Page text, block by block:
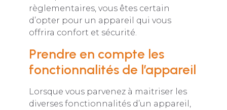
règlementaires, vous êtes certain
d’opter pour un appareil qui vous
offrira confort et sécurité.
Prendre en compte les
fonctionnalités de l’appareil
Lorsque vous parvenez à maitriser les
diverses fonctionnalités d’un appareil,